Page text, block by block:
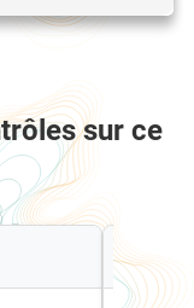
sur ce
Seconde